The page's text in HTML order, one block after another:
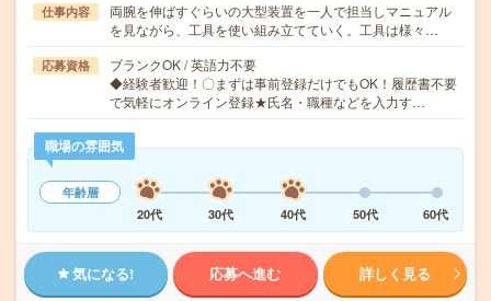
仕事内容
両腕を伸ばすぐらいの大型装置を一人で担当しマニュアル
を見ながら、工具を使い組み立てていく。工具は様々…
応募資格
ブランクOK / 英語力不要
◆経験者歓迎！〇まずは事前登録だけでもOK！履歴書不要
で気軽にオンライン登録★氏名・職種などを入力す…
職場の雰囲気
年齢層
20代
30代 40代 50代 60代
気になる! 応募へ進む 詳しく見る